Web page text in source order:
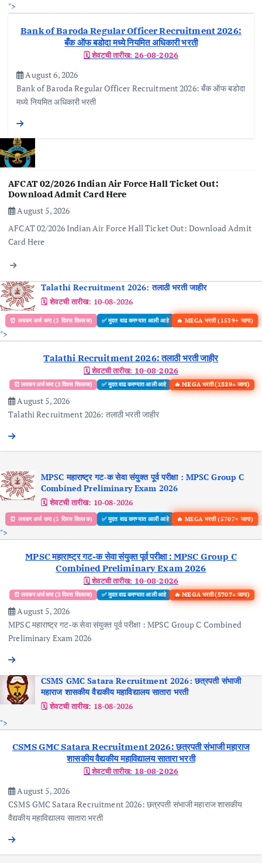
">
Bank of Baroda Regular Officer Recruitment 2026:
बँक ऑफ बडोदा मध्ये नियमित अधिकारी भरती
🗓️ शेवटची तारीख: 26-08-2026
August 6, 2026
Bank of Baroda Regular Officer Recruitment 2026: बँक ऑफ बडोदा
मध्ये नियमित अधिकारी भरती
AFCAT 02/2026 Indian Air Force Hall Ticket Out:
Download Admit Card Here
August 5, 2026
AFCAT 02/2026 Indian Air Force Hall Ticket Out: Download Admit
Card Here
Talathi Recruitment 2026: तलाठी भरती जाहीर
🗓️ शेवटची तारीख: 10-08-2026
⏰ लवकर अर्ज करा (3 दिवस शिल्लक) ✅ मुदत वाढ करण्यात आली आहे 🔥 MEGA भरती (1539+ जागा)
">
Talathi Recruitment 2026: तलाठी भरती जाहीर
🗓️ शेवटची तारीख: 10-08-2026
⏰ लवकर अर्ज करा (3 दिवस शिल्लक) ✅ मुदत वाढ करण्यात आली आहे 🔥 MEGA भरती (1539+ जागा)
August 5, 2026
Talathi Recruitment 2026: तलाठी भरती जाहीर
MPSC महाराष्ट्र गट-क सेवा संयुक्त पूर्व परीक्षा : MPSC Group C
Combined Preliminary Exam 2026
🗓️ शेवटची तारीख: 10-08-2026
⏰ लवकर अर्ज करा (3 दिवस शिल्लक) ✅ मुदत वाढ करण्यात आली आहे 🔥 MEGA भरती (5707+ जागा)
">
MPSC महाराष्ट्र गट-क सेवा संयुक्त पूर्व परीक्षा : MPSC Group C
Combined Preliminary Exam 2026
🗓️ शेवटची तारीख: 10-08-2026
⏰ लवकर अर्ज करा (3 दिवस शिल्लक) ✅ मुदत वाढ करण्यात आली आहे 🔥 MEGA भरती (5707+ जागा)
August 5, 2026
MPSC महाराष्ट्र गट-क सेवा संयुक्त पूर्व परीक्षा : MPSC Group C Combined
Preliminary Exam 2026
CSMS GMC Satara Recruitment 2026: छत्रपती संभाजी
महाराज शासकीय वैद्यकीय महाविद्यालय सातारा भरती
🗓️ शेवटची तारीख: 18-08-2026
">
CSMS GMC Satara Recruitment 2026: छत्रपती संभाजी महाराज
शासकीय वैद्यकीय महाविद्यालय सातारा भरती
🗓️ शेवटची तारीख: 18-08-2026
August 5, 2026
CSMS GMC Satara Recruitment 2026: छत्रपती संभाजी महाराज शासकीय
वैद्यकीय महाविद्यालय सातारा भरती